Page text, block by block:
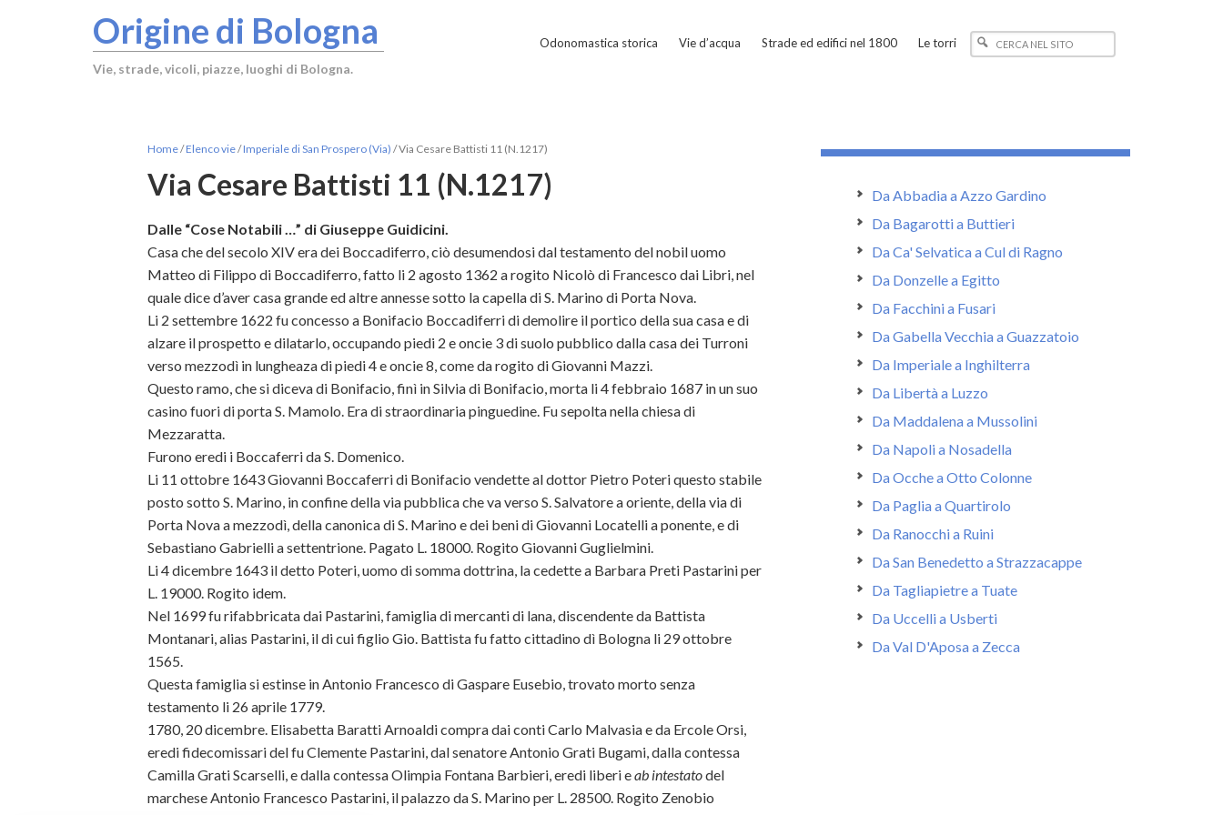
Origine di Bologna
Vie, strade, vicoli, piazze, luoghi di Bologna.
Odonomastica storica Vie d’acqua Strade ed edifici nel 1800 Le torri
Home/Elenco vie/Imperiale di San Prospero (Via) /Via Cesare Battisti 11 (N.1217)
Via Cesare Battisti 11 (N.1217)
Dalle “Cose Notabili …” di Giuseppe Guidicini.
Casa che del secolo XIV era dei Boccadiferro, ciò desumendosi dal testamento del nobil uomo
Matteo di Filippo di Boccadiferro, fatto li 2 agosto 1362 a rogito Nicolò di Francesco dai Libri, nel
quale dice d’aver casa grande ed altre annesse sotto la capella di S. Marino di Porta Nova.
Li 2 settembre 1622 fu concesso a Bonifacio Boccadiferri di demolire il portico della sua casa e di
alzare il prospetto e dilatarlo, occupando piedi 2 e oncie 3 di suolo pubblico dalla casa dei Turroni
verso mezzodì in lungheaza di piedi 4 e oncie 8, come da rogito di Giovanni Mazzi.
Questo ramo, che si diceva di Bonifacio, finì in Silvia di Bonifacio, morta li 4 febbraio 1687 in un suo
casino fuori di porta S. Mamolo. Era di straordinaria pinguedine. Fu sepolta nella chiesa di
Mezzaratta.
Furono eredi i Boccaferri da S. Domenico.
Li 11 ottobre 1643 Giovanni Boccaferri di Bonifacio vendette al dottor Pietro Poteri questo stabile
posto sotto S. Marino, in confine della via pubblica che va verso S. Salvatore a oriente, della via di
Porta Nova a mezzodì, della canonica di S. Marino e dei beni di Giovanni Locatelli a ponente, e di
Sebastiano Gabrielli a settentrione. Pagato L. 18000. Rogito Giovanni Guglielmini.
Li 4 dicembre 1643 il detto Poteri, uomo di somma dottrina, la cedette a Barbara Preti Pastarini per
L. 19000. Rogito idem.
Nel 1699 fu rifabbricata dai Pastarini, famiglia di mercanti di lana, discendente da Battista
Montanari, alias Pastarini, il di cui figlio Gio. Battista fu fatto cittadino dì Bologna li 29 ottobre
1565.
Questa famiglia si estinse in Antonio Francesco di Gaspare Eusebio, trovato morto senza
testamento li 26 aprile 1779.
1780, 20 dicembre. Elisabetta Baratti Arnoaldi compra dai conti Carlo Malvasia e da Ercole Orsi,
eredi fidecomissari del fu Clemente Pastarini, dal senatore Antonio Grati Bugami, dalla contessa
Camilla Grati Scarselli, e dalla contessa Olimpia Fontana Barbieri, eredi liberi eab intestatodel
marchese Antonio Francesco Pastarini, il palazzo da S. Marino per L. 28500. Rogito Zenobio
Da Abbadia a Azzo Gardino
Da Bagarotti a Buttieri
Da Ca' Selvatica a Cul di Ragno
Da Donzelle a Egitto
Da Facchini a Fusari
Da Gabella Vecchia a Guazzatoio
Da Imperiale a Inghilterra
Da Libertà a Luzzo
Da Maddalena a Mussolini
Da Napoli a Nosadella
Da Ocche a Otto Colonne
Da Paglia a Quartirolo
Da Ranocchi a Ruini
Da San Benedetto a Strazzacappe
Da Tagliapietre a Tuate
Da Uccelli a Usberti
Da Val D'Aposa a Zecca